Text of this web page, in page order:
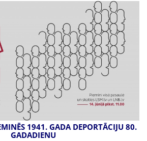
1941. GADA DEPORTĀCIJU 80.
GADADIENU